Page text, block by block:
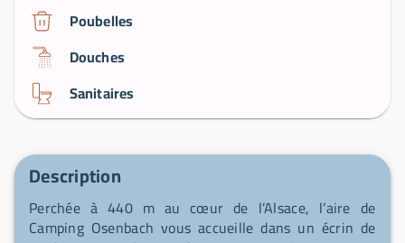
Poubelles
Douches
Sanitaires
Description
Perchée à 440 m au cœur de l’Alsace, l’aire de
Camping Osenbach vous accueille dans un écrin de